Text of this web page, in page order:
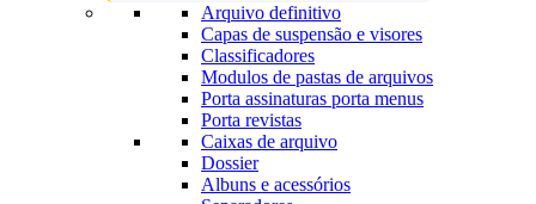
Arquivo definitivo
Capas de suspensão e visores
Classificadores
Modulos de pastas de arquivos
Porta assinaturas porta menus
Porta revistas
Caixas de arquivo
Dossier
Albuns e acessórios